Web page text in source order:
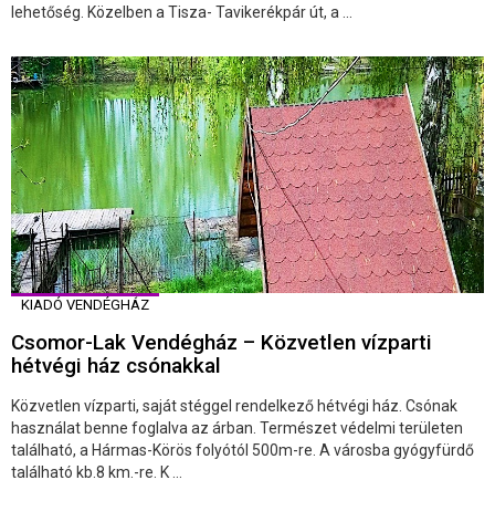
lehetőség. Közelben a Tisza- Tavikerékpár út, a ...
KIADÓ VENDÉGHÁZ
Csomor-Lak Vendégház – Közvetlen vízparti
hétvégi ház csónakkal
Közvetlen vízparti, saját stéggel rendelkező hétvégi ház. Csónak
használat benne foglalva az árban. Természet védelmi területen
található, a Hármas-Körös folyótól 500m-re. A városba gyógyfürdő
található kb.8 km.-re. K ...